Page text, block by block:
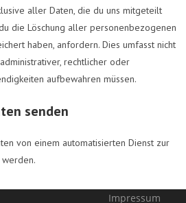
aller Daten, die du uns mitgeteilt
die Löschung aller personenbezogenen
haben, anfordern. Dies umfasst nicht
rechtlicher oder
aufbewahren müssen.
senden
von einem automatisierten Dienst zur
werden.
Impressum